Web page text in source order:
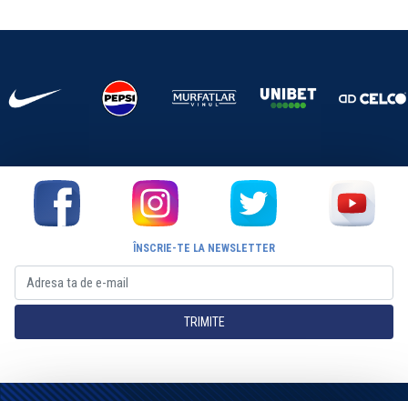
ÎNSCRIE-TE LA NEWSLETTER
TRIMITE